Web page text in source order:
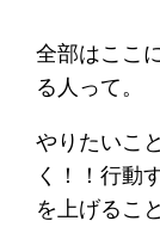
全部はここ
る人って。
やりたいこ
く！！行動
を上げるこ